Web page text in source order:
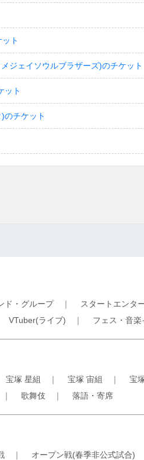
ト
ジェイソウルブラザーズ)のチケット
ット
のチケット
ド・グループ｜ スタートエンタ
VTuber(ライブ) ｜ フェス・音楽
宝塚 星組 ｜ 宝塚 宙組 ｜ 宝
歌舞伎 ｜ 落語・寄席
｜ オープン戦(春季非公式試合)